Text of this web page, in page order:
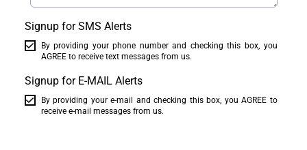
Signup for SMS Alerts
By providing your phone number and checking this box, you
AGREE to receive text messages from us.
Signup for E-MAIL Alerts
By providing your e-mail and checking this box, you AGREE to
receive e-mail messages from us.